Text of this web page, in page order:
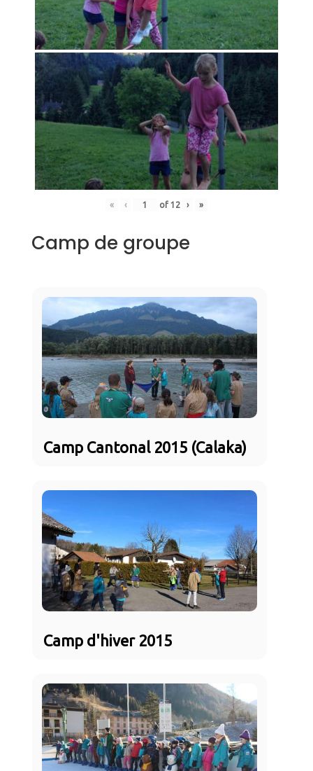
« ‹ of 12 › »
Camp de groupe
Camp Cantonal 2015 (Calaka)
Camp d'hiver 2015